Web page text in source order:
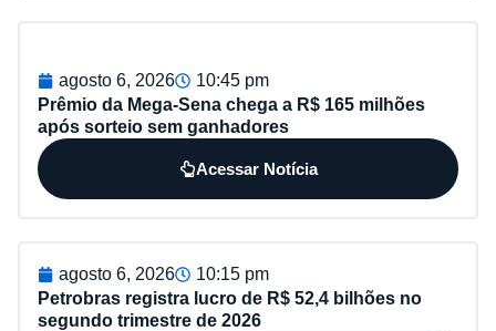
agosto 6, 2026
10:45 pm
Prêmio da Mega-Sena chega a R$ 165 milhões
após sorteio sem ganhadores
Acessar Notícia
agosto 6, 2026
10:15 pm
Petrobras registra lucro de R$ 52,4 bilhões no
segundo trimestre de 2026